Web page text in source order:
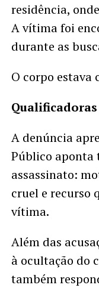
residência,
A vítima foi
durante as
O corpo estava
A denúncia
Público aponta
assassinato:
cruel e recurso
vítima.
Além das
à ocultação do
também